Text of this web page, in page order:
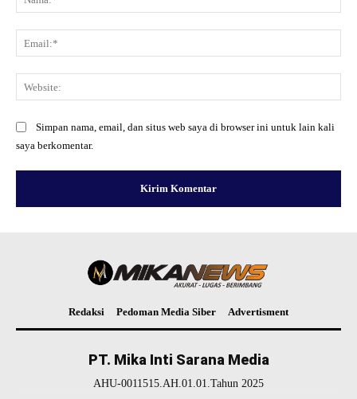
Simpan nama, email, dan situs web saya di browser ini untuk lain kali
saya berkomentar.
Redaksi Pedoman Media Siber Advertisment
PT. Mika Inti Sarana Media
AHU-0011515.AH.01.01.Tahun 2025